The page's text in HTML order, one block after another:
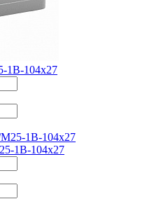
104х27
1В-104х27